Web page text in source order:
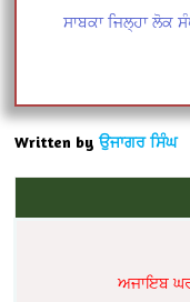
ਸਾਬਕਾ ਜਿਲ੍ਹਾ ਲੋਕ
Written by ਉਜਾਗਰ ਸਿੰਘ
ਅਜਾਇਬ